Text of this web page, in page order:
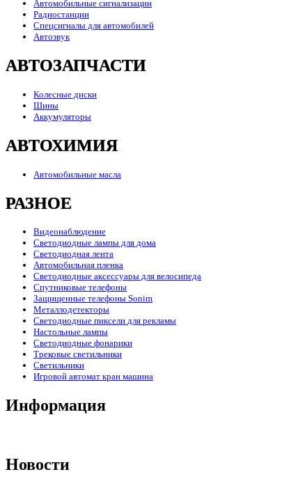
Автомобильные сигнализации
Радиостанции
Спецсигналы для автомобилей
Автозвук
АВТОЗАПЧАСТИ
Колесные диски
Шины
Аккумуляторы
АВТОХИМИЯ
Автомобильные масла
РАЗНОЕ
Видеонаблюдение
Светодиодные лампы для дома
Светодиодная лента
Автомобильная пленка
Светодиодные аксессуары для велосипеда
Спутниковые телефоны
Защищенные телефоны Sonim
Металлодетекторы
Светодиодные пиксели для рекламы
Настольные лампы
Светодиодные фонарики
Трековые светильники
Светильники
Игровой автомат кран машина
Информация
Новости